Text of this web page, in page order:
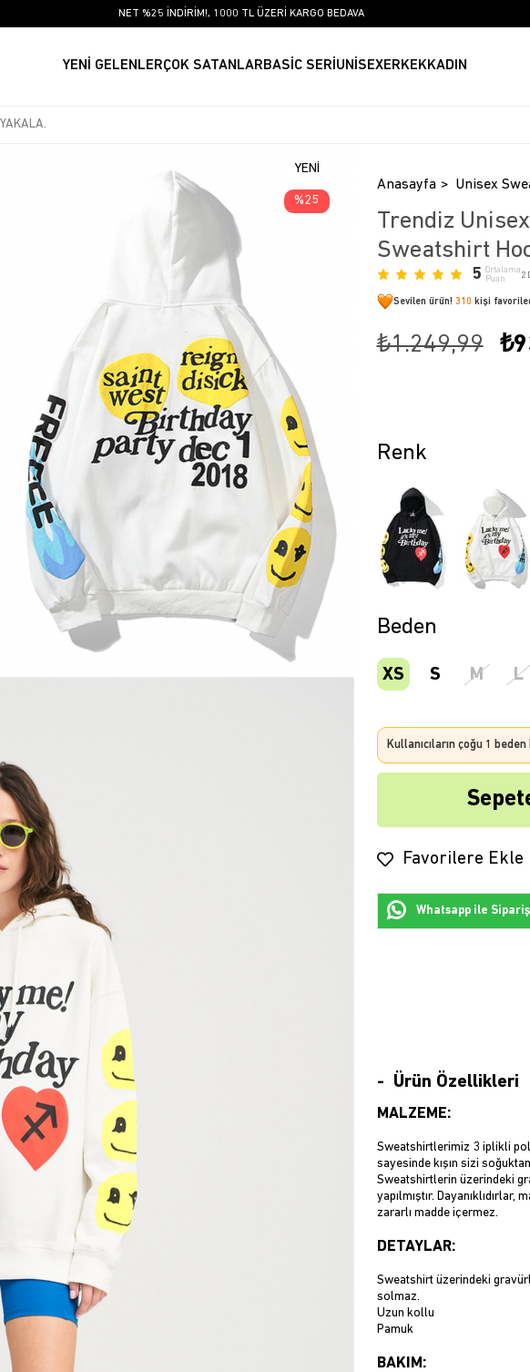
NET %25 İNDİRİM!, 1000 TL ÜZERİ KARGO BEDAVA
YENİ GELENLERÇOK SATANLARBASİC SERİ UNİSEXERKEKKADIN
YENI
ÜRÜN
25
Anasayfa Unisex
Trendiz
Sweatshirt
5 Ortalama
Puan
2
Sevilen ürün! 310 kişi
₺1.249,99
Beden
XS S M L
Kullanıcıların çoğu 1
Favorilere Ekle
Whatsapp ile
Ürün Özellikleri
MALZEME:
Sweatshirtlerimiz 3 iplikli
sayesinde kışın sizi
Sweatshirtlerin üzerindeki
yapılmıştır.
zararlı madde içermez.
DETAYLAR:
Sweatshirt üzerindeki
solmaz.
Uzun kollu
Pamuk
BAKIM: